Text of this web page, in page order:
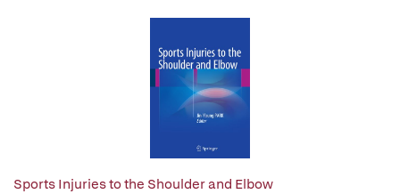
Sports Injuries to the Shoulder and Elbow